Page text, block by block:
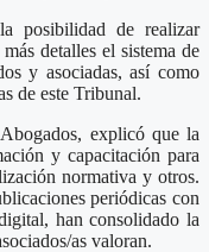
posibilidad de realizar
detalles el sistema de
y asociadas, así como
de este Tribunal.
explicó que la
y capacitación para
normativa y otros.
periódicas con
han consolidado la
as valoran.